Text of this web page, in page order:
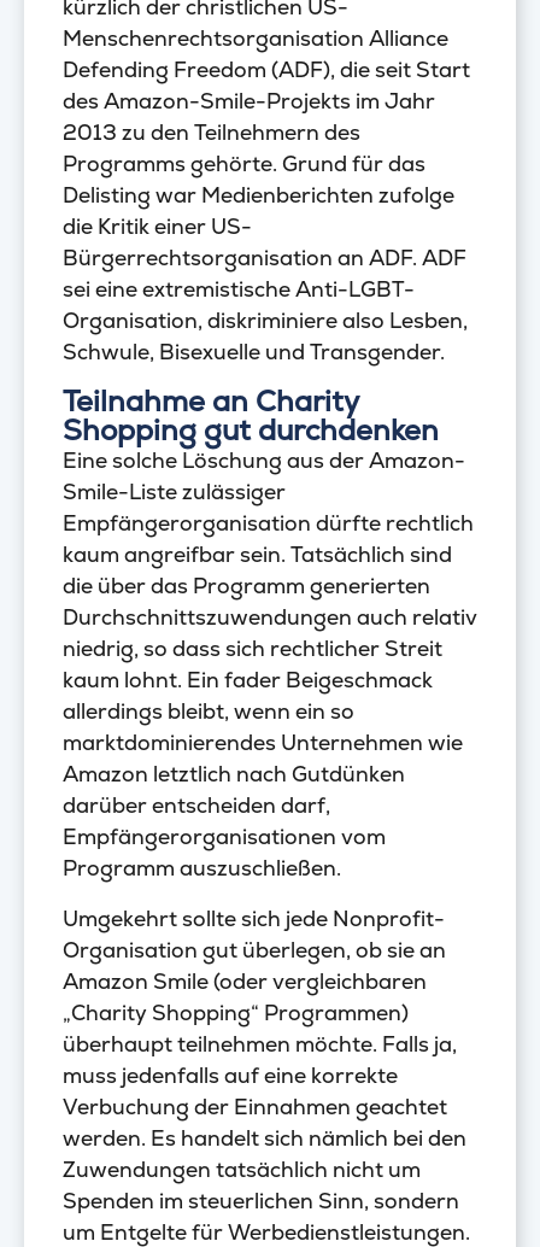
kürzlich der christlichen US-
Menschenrechtsorganisation Alliance
Defending Freedom (ADF), die seit Start
des Amazon-Smile-Projekts im Jahr
2013 zu den Teilnehmern des
Programms gehörte. Grund für das
Delisting war Medienberichten zufolge
die Kritik einer US-
Bürgerrechtsorganisation an ADF. ADF
sei eine extremistische Anti-LGBT-
Organisation, diskriminiere also Lesben,
Schwule, Bisexuelle und Transgender.
Teilnahme an Charity
Shopping gut durchdenken
Eine solche Löschung aus der Amazon-
Smile-Liste zulässiger
Empfängerorganisation dürfte rechtlich
kaum angreifbar sein. Tatsächlich sind
die über das Programm generierten
Durchschnittszuwendungen auch relativ
niedrig, so dass sich rechtlicher Streit
kaum lohnt. Ein fader Beigeschmack
allerdings bleibt, wenn ein so
marktdominierendes Unternehmen wie
Amazon letztlich nach Gutdünken
darüber entscheiden darf,
Empfängerorganisationen vom
Programm auszuschließen.
Umgekehrt sollte sich jede Nonprofit-
Organisation gut überlegen, ob sie an
Amazon Smile (oder vergleichbaren
„Charity Shopping“ Programmen)
überhaupt teilnehmen möchte. Falls ja,
muss jedenfalls auf eine korrekte
Verbuchung der Einnahmen geachtet
werden. Es handelt sich nämlich bei den
Zuwendungen tatsächlich nicht um
Spenden im steuerlichen Sinn, sondern
um Entgelte für Werbedienstleistungen.